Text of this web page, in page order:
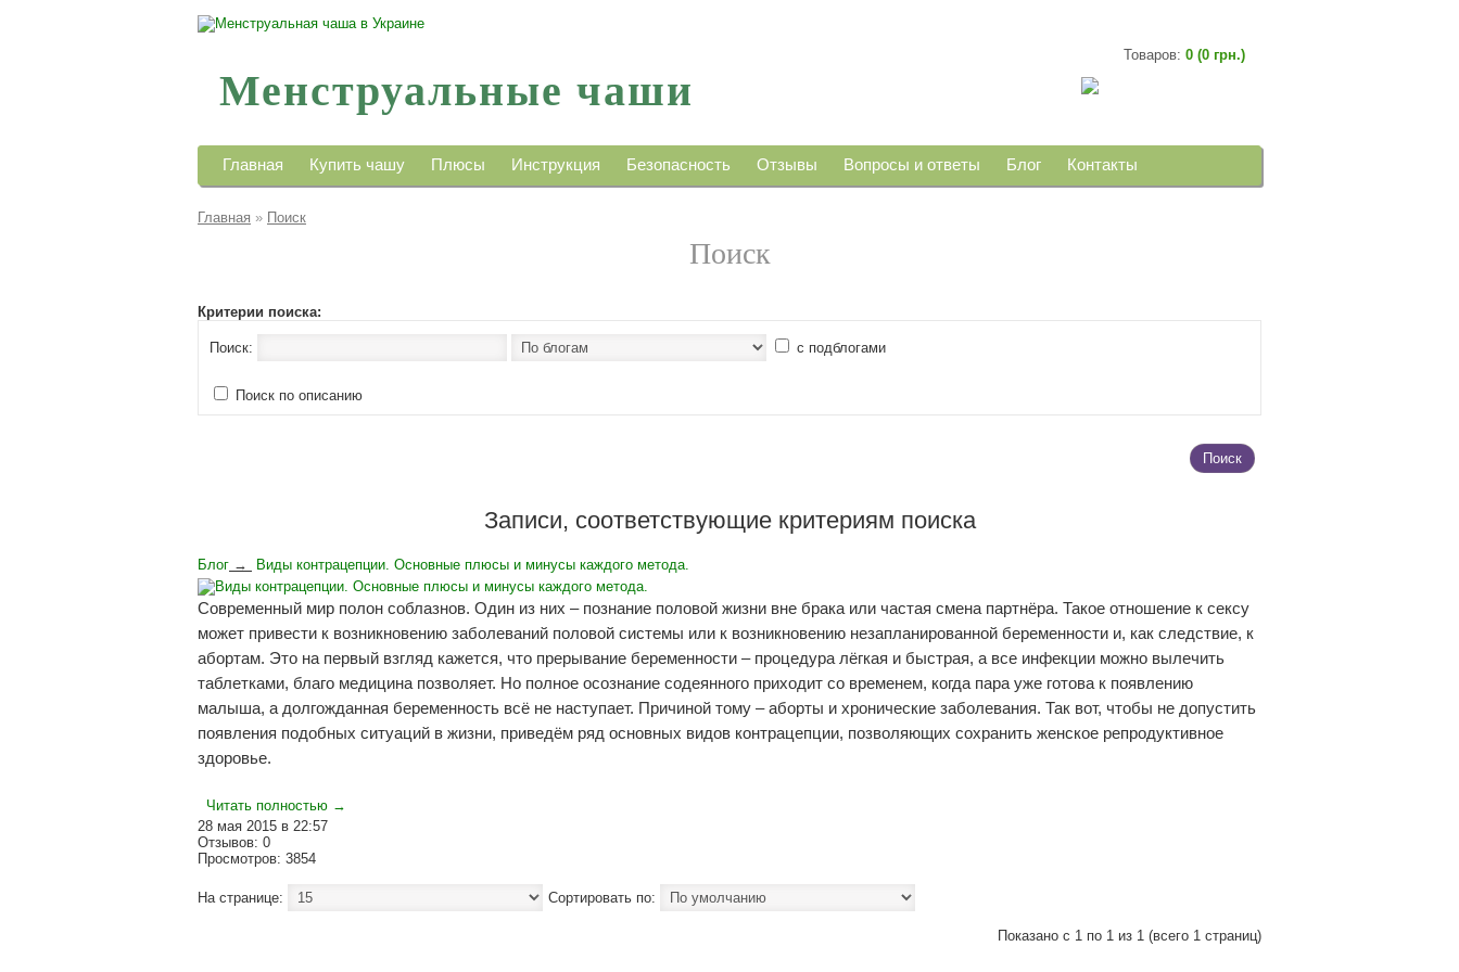
Менструальные чаши
Товаров: 0 (0 грн.)
Главная Купить чашу Плюсы Инструкция Безопасность Отзывы Вопросы и ответы Блог Контакты
Главная » Поиск
Поиск
Критерии поиска:
Поиск: с подблогами
Поиск по описанию
Поиск
Записи, соответствующие критериям поиска
Блог → Виды контрацепции. Основные плюсы и минусы каждого метода.
Современный мир полон соблазнов. Один из них – познание половой жизни вне брака или частая смена партнёра. Такое отношение к сексу
может привести к возникновению заболеваний половой системы или к возникновению незапланированной беременности и, как следствие, к
абортам. Это на первый взгляд кажется, что прерывание беременности – процедура лёгкая и быстрая, а все инфекции можно вылечить
таблетками, благо медицина позволяет. Но полное осознание содеянного приходит со временем, когда пара уже готова к появлению
малыша, а долгожданная беременность всё не наступает. Причиной тому – аборты и хронические заболевания. Так вот, чтобы не допустить
появления подобных ситуаций в жизни, приведём ряд основных видов контрацепции, позволяющих сохранить женское репродуктивное
здоровье.
Читать полностью →
28 мая 2015 в 22:57
Отзывов: 0
Просмотров: 3854
На странице: Сортировать по:
Показано с 1 по 1 из 1 (всего 1 страниц)